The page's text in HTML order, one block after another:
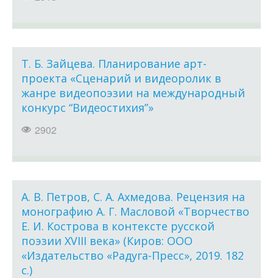
Т. Б. Зайцева. Планирование арт-
проекта «Сценарий и видеоролик в
жанре видеопоэзии на международный
конкурс “Видеостихия”»
2902
А. В. Петров, С. А. Ахмедова. Рецензия на
монографию А. Г. Масловой «Творчество
Е. И. Кострова в контексте русской
поэзии XVIII века» (Киров: ООО
«Издательство «Радуга-Пресс», 2019. 182
с.)